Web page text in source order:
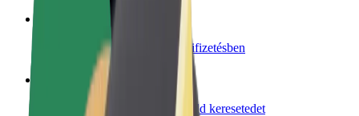
Legyél futár és részesülj heti kifizetésben
Étterem vagy üzlet hozzáadása
Érj el több felhasználót és növeld keresetedet